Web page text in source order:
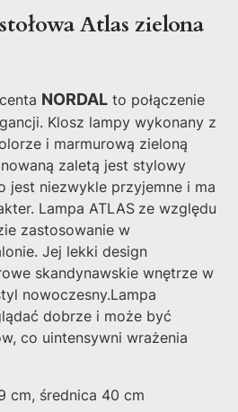
Atlas zielona
NORDAL to połączenie
Klosz lampy wykonany z
i marmurową zieloną
zaletą jest stylowy
jest niezwykle przyjemne i ma
Lampa ATLAS ze względu
zastosowanie w
Jej lekki design
skandynawskie wnętrze w
nowoczesny.Lampa
dobrze i może być
co uintensywni wrażenia
cm, średnica 40 cm